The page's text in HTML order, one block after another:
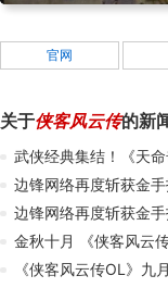
官网
关于侠客风云传的新
边锋网络再度斩获金
边锋网络再度斩获金
金秋十月 《侠客风云
《侠客风云传OL》九